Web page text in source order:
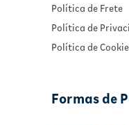
Política de Frete
Política de
Política de
Formas de